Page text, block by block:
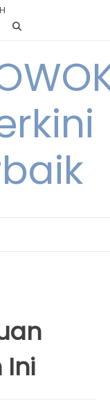
Ini